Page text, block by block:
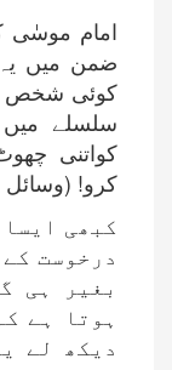
امام موسٰی
ضمن میں
کوئی شخص
سلسلے میں
کواتنی
کرو! (وسائل
کبھی
درخوست
بغیر ہی
ہوتا ہے
دیکھ لے